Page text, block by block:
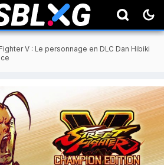
V : Le personnage en DLC Dan Hibiki